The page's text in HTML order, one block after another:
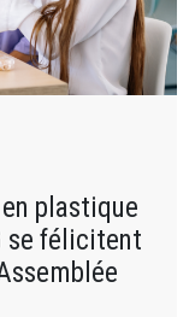
plastique
se félicitent